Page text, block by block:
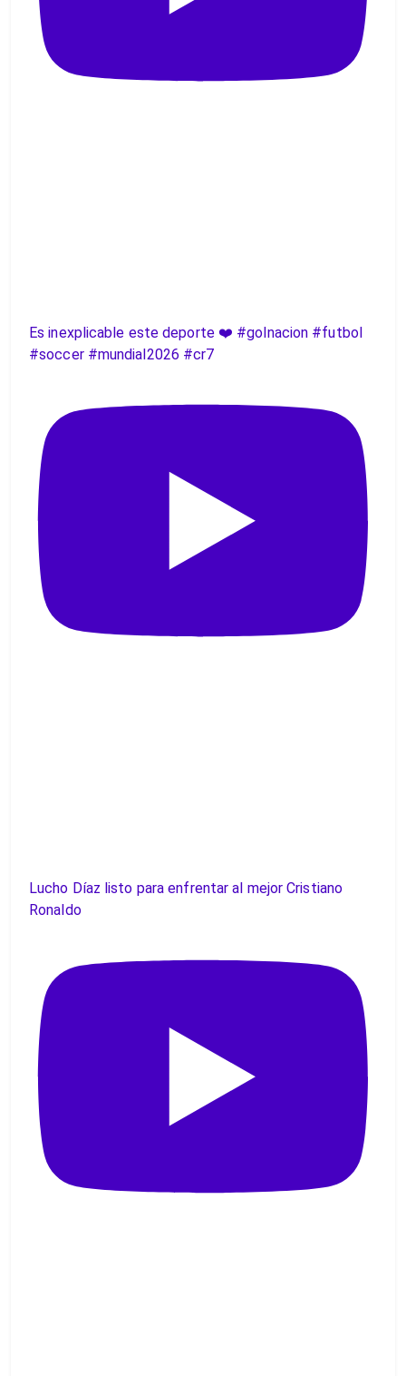
Es inexplicable este deporte ❤️ #golnacion #futbol
#soccer #mundial2026 #cr7
Lucho Díaz listo para enfrentar al mejor Cristiano
Ronaldo